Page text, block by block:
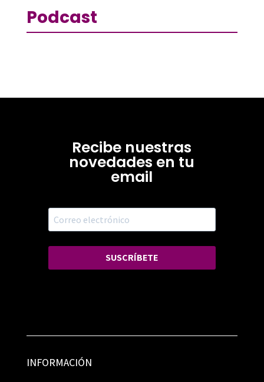
Podcast
Recibe nuestras
novedades en tu
email
SUSCRÍBETE
INFORMACIÓN